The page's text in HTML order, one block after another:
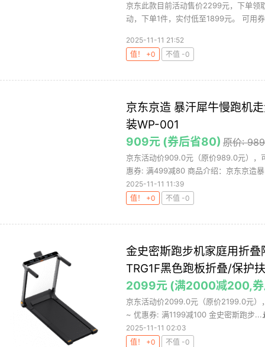
京东此款目前活动售价2299元，下单
动，下单1件，实付低至1899元。 可用
2025-11-11 21:52
值！ +0
不值 -0
京东京造 暴汗犀牛慢跑机
装WP-001
909元 (券后省80) 原价:
京东活动价909.0元（原价989.0元），
惠券: 满499减80 商品介绍：京东京造
2025-11-11 11:39
值！ +0
不值 -0
金史密斯跑步机家庭用折
TRG1F黑色跑板折叠/保护
2099元 (满2000减200,
京东活动价2099.0元（原价2199.0元）
~ 优惠券: 满1199减100 金史密斯跑步...
2025-11-11 02:03
值！ +0
不值 -0